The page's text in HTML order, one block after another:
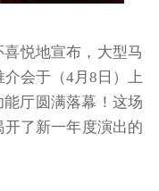
悦地宣布，大型马
会于（4月8日）上
厅圆满落幕！这场
了新一年度演出的